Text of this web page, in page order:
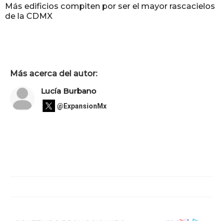
Más edificios compiten por ser el mayor rascacielos
de la CDMX
Más acerca del autor:
Lucía Burbano
@ExpansionMx